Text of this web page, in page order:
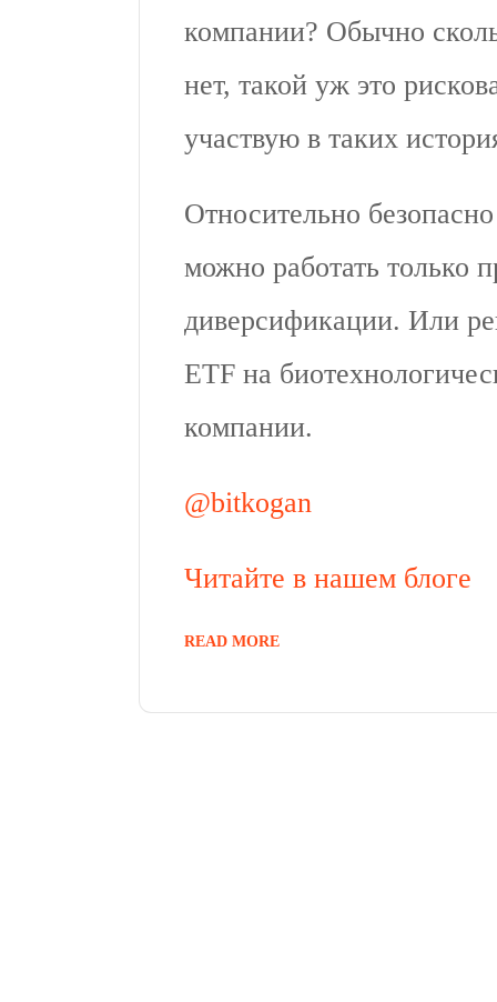
компании? Обычно
нет, такой уж это
участвую в таких
Относительно
можно работать только
диверсификации. Или
ETF на
компании.
@bitkogan
Читайте в нашем блоге
READ MORE